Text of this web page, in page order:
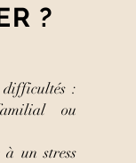
?
difficultés :
ou
à un stress